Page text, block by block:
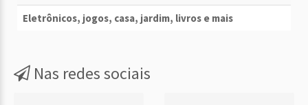
Eletrônicos, jogos, casa, jardim, livros e mais
Nas redes sociais